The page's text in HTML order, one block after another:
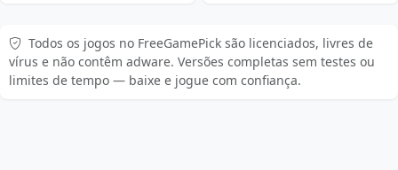
Todos os jogos no FreeGamePick são licenciados, livres de
vírus e não contêm adware. Versões completas sem testes ou
limites de tempo — baixe e jogue com confiança.